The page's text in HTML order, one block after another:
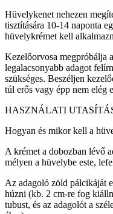
Hüvelykenet nehezen
tisztítására 10-14 naponta
hüvelykrémet kell
Kezelőorvosa megpróbálja
legalacsonyabb adagot
szükséges. Beszéljen
túl erős vagy épp nem elég
HASZNÁLATI
Hogyan és mikor kell a
A krémet a dobozban lévő
mélyen a hüvelybe este,
Az adagoló zöld pálcikáját
húzni (kb. 2 cm-re fog
tubust, és az adagolót a